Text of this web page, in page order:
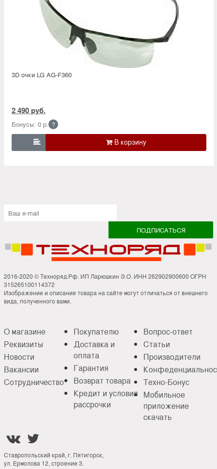
3D очки LG AG-F360
2 490 руб.
Бонусы: 0 р. ?

2016-2020 © Техноряд.Рф. ИП Ларюшкин Э.О. ИНН 262902900600 ОГРН
315265100114372
Изображение и описание товара на сайте могут отличаться от внешнего
вида, полученного вами.
О магазине
Реквизиты
Новости
Вакансии
Сотрудничество
Покупателю
Доставка и
оплата
Гарантия
Возврат товара
Кредит и условия
рассрочки
Вопрос-ответ
Статьи
Производители
Техно-Бонус
Мобильное
приложение
скачать
 
Ставропольский край, г. Пятигорск,
ул. Ермолова 12, строение 3.